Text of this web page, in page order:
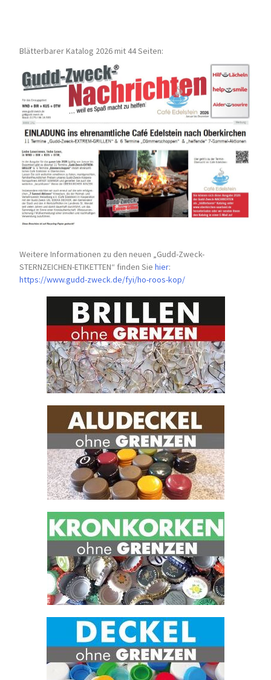
Blätterbarer Katalog 2026 mit 44 Seiten:
Weitere Informationen zu den neuen „Gudd-Zweck-
STERNZEICHEN-ETIKETTEN“ finden Siehier:
https://www.gudd-zweck.de/fyi/ho-roos-kop/